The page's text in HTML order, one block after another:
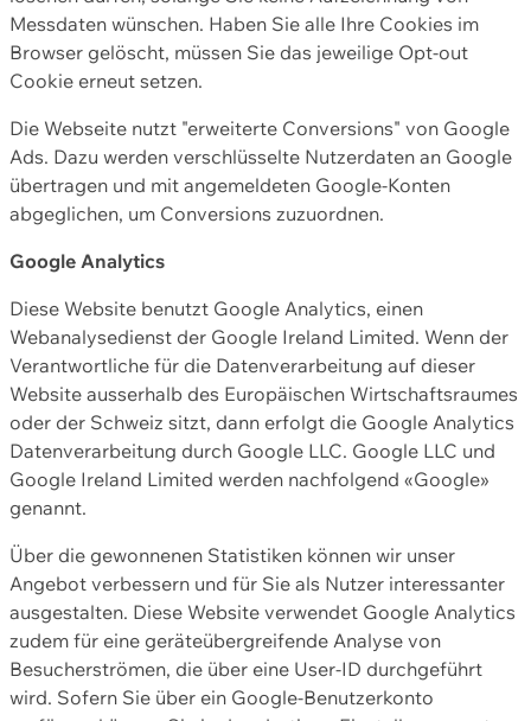
Messdaten wünschen. Haben Sie alle Ihre Cookies im
Browser gelöscht, müssen Sie das jeweilige Opt-out
Cookie erneut setzen.
Die Webseite nutzt "erweiterte Conversions" von Google
Ads. Dazu werden verschlüsselte Nutzerdaten an Google
übertragen und mit angemeldeten Google-Konten
abgeglichen, um Conversions zuzuordnen.
Google Analytics
Diese Website benutzt Google Analytics, einen
Webanalysedienst der Google Ireland Limited. Wenn der
Verantwortliche für die Datenverarbeitung auf dieser
Website ausserhalb des Europäischen Wirtschaftsraumes
oder der Schweiz sitzt, dann erfolgt die Google Analytics
Datenverarbeitung durch Google LLC. Google LLC und
Google Ireland Limited werden nachfolgend «Google»
genannt.
Über die gewonnenen Statistiken können wir unser
Angebot verbessern und für Sie als Nutzer interessanter
ausgestalten. Diese Website verwendet Google Analytics
zudem für eine geräteübergreifende Analyse von
Besucherströmen, die über eine User-ID durchgeführt
wird. Sofern Sie über ein Google-Benutzerkonto